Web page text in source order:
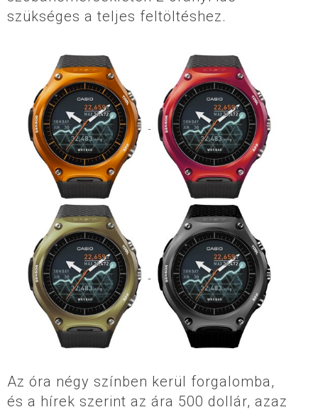
szükséges a teljes feltöltéshez.
Az óra négy színben kerül forgalomba,
és a hírek szerint az ára 500 dollár, azaz